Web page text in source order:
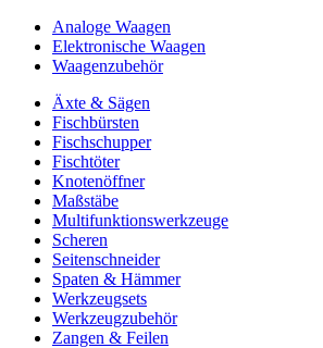
Analoge Waagen
Elektronische Waagen
Waagenzubehör
Äxte & Sägen
Fischbürsten
Fischschupper
Fischtöter
Knotenöffner
Maßstäbe
Multifunktionswerkzeuge
Scheren
Seitenschneider
Spaten & Hämmer
Werkzeugsets
Werkzeugzubehör
Zangen & Feilen